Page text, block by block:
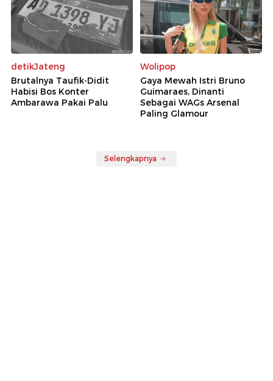
detikJateng
Brutalnya Taufik-Didit
Habisi Bos Konter
Ambarawa Pakai Palu
Wolipop
Gaya Mewah Istri Bruno
Guimaraes, Dinanti
Sebagai WAGs Arsenal
Paling Glamour
Selengkapnya